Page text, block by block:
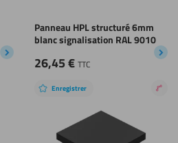
Panneau HPL structuré 6mm
blanc signalisation RAL 9010
26,45€ TTC
Enregistrer